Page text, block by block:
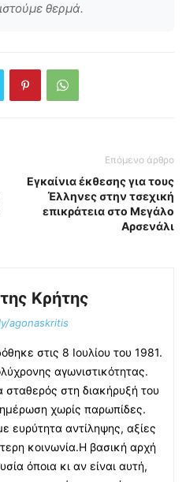
θερμά.
Επόμενο άρθρο
Εγκαίνια έκθεσης για τους
Έλληνες στην τσεχική
επικράτεια στο Μεγάλο
Αρσενάλι
Κρήτης
agonaskritis
στις 8 Ιουλίου του 1981.
αγωνιστικότητας.
σταθερός στη διακήρυξή του
χωρίς παρωπίδες.
ευρύτητα αντίληψης, αξίες
κοινωνία.Η βασική αρχή
όποια κι αν είναι αυτή,